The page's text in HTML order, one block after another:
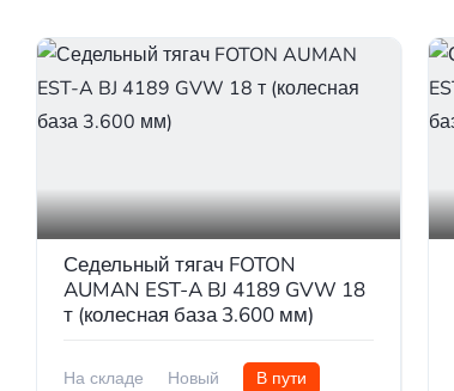
Седельный тягач FOTON
AUMAN EST-A BJ 4189 GVW 18
т (колесная база 3.600 мм)
На складе Новый В пути